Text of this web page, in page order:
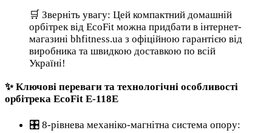
🛒 Зверніть увагу: Цей компактний домашній
орбітрек від EcoFit можна придбати в інтернет-
магазині bhfitness.ua з офіційною гарантією від
виробника та швидкою доставкою по всій
Україні!
✨ Ключові переваги та технологічні особливості
орбітрека EcoFit E-118E
🎛️ 8-рівнева механіко-магнітна система опору: